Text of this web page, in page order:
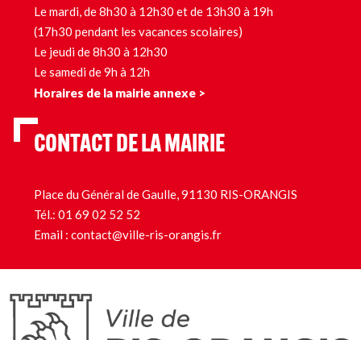
Le mardi, de 8h30 à 12h30 et de 13h30 à 19h
(17h30 pendant les vacances scolaires)
Le jeudi de 8h30 à 12h30
Le samedi de 9h à 12h
Horaires de la mairie annexe >
CONTACT DE LA MAIRIE
Place du Général de Gaulle, 91130 RIS-ORANGIS
Tél.: 01 69 02 52 52
Email : contact@ville-ris-orangis.fr